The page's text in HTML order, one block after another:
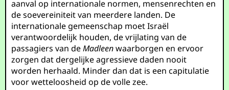
aanval op internationale normen, mensenrechten en
de soevereiniteit van meerdere landen. De
internationale gemeenschap moet Israël
verantwoordelijk houden, de vrijlating van de
passagiers van deMadleenwaarborgen en ervoor
zorgen dat dergelijke agressieve daden nooit
worden herhaald. Minder dan dat is een capitulatie
voor wetteloosheid op de volle zee.